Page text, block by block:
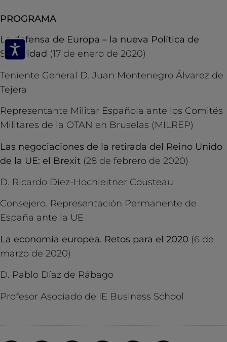
PROGRAMA
La defensa de Europa – la nueva Política de
Seguridad (17 de enero de 2020)
Teniente General D. Juan Montenegro Álvarez de
Tejera
Representante Militar Española ante los Comités
Militares de la OTAN en Bruselas (MILREP)
Las negociaciones de la retirada del Reino Unido
de la UE: el Brexit (28 de febrero de 2020)
D. Ricardo Díez-Hochleitner Cousteau
Consejero. Representación Permanente de
España ante la UE
La economía europea. Retos para el 2020 (6 de
marzo de 2020)
D. Pablo Díaz de Rábago
Profesor Asociado de IE Business School